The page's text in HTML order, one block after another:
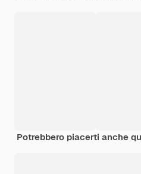
Potrebbero piacerti anche